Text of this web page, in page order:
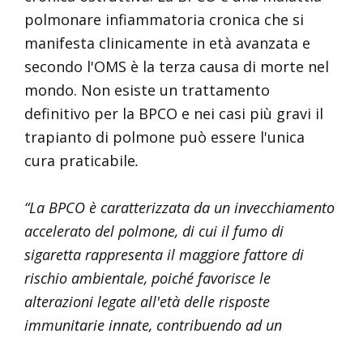
polmonare infiammatoria cronica che si
manifesta clinicamente in età avanzata e
secondo l'OMS è la terza causa di morte nel
mondo. Non esiste un trattamento
definitivo per la BPCO e nei casi più gravi il
trapianto di polmone può essere l'unica
cura praticabile.
“La BPCO è caratterizzata da un invecchiamento
accelerato del polmone, di cui il fumo di
sigaretta rappresenta il maggiore fattore di
rischio ambientale, poiché favorisce le
alterazioni legate all'età delle risposte
immunitarie innate, contribuendo ad un